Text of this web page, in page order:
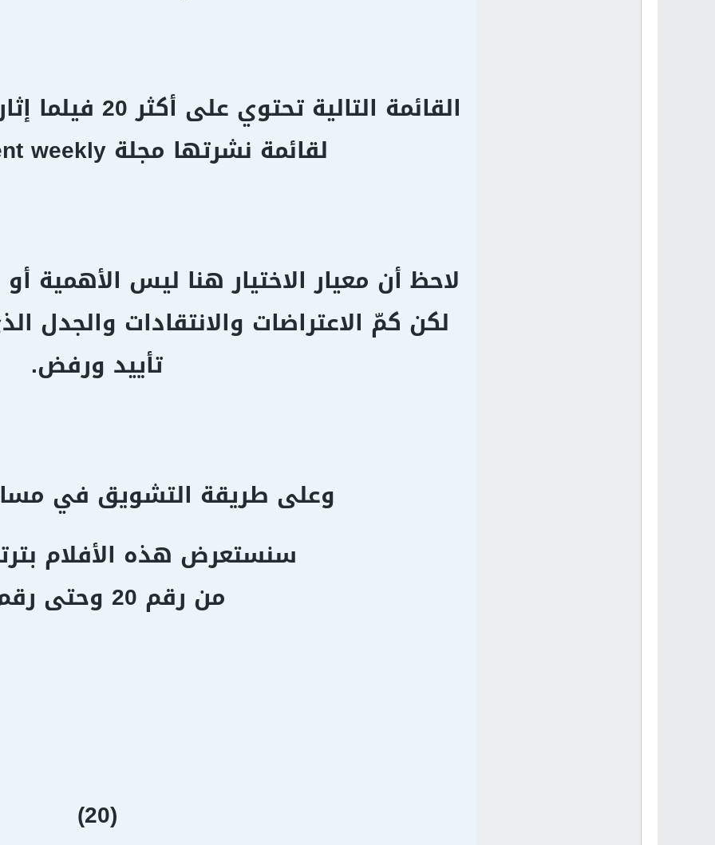
القائمة
لقائمة نشرتها مجلة Entertainment weekly.
لاحظ أن معيار الاختيار هنا ليس الأهمية أو
لكن كمّ الاعتراضات والانتقادات والجدل
تأييد ورفض.
وعلى طريقة التشويق في
سنستعرض هذه الأفلام
من رقم 20 وحتى رقم 1.
(20)